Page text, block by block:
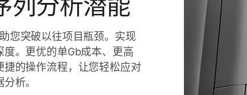
您突破以往项目瓶颈。实现
。更优的单Gb成本、更高
捷的操作流程，让您轻松应对
析。